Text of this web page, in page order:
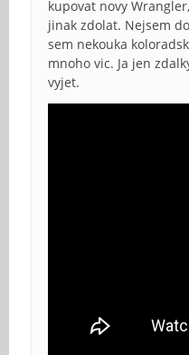
kupovat novy
jinak zdolat. Nejsem
sem nekouka
mnoho vic. Ja jen
vyjet.